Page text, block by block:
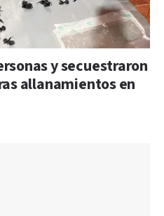
y secuestraron
allanamientos en